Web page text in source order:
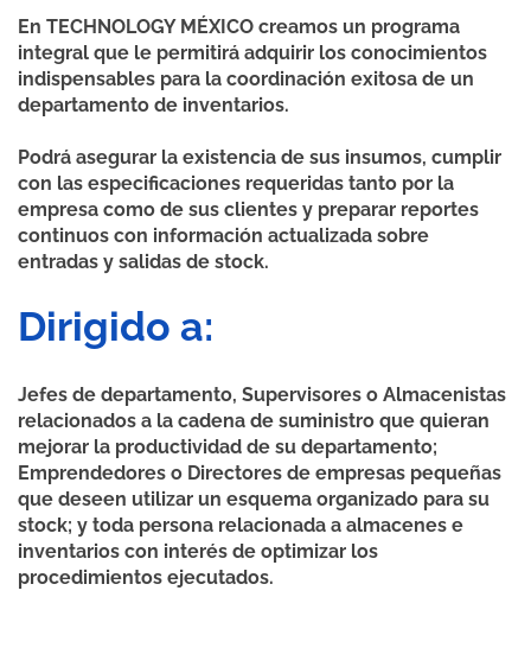
En TECHNOLOGY MÉXICO creamos un programa
integral que le permitirá adquirir los conocimientos
indispensables para la coordinación exitosa de un
departamento de inventarios.
Podrá asegurar la existencia de sus insumos, cumplir
con las especificaciones requeridas tanto por la
empresa como de sus clientes y preparar reportes
continuos con información actualizada sobre
entradas y salidas de stock.
Dirigido a:
Jefes de departamento, Supervisores o Almacenistas
relacionados a la cadena de suministro que quieran
mejorar la productividad de su departamento;
Emprendedores o Directores de empresas pequeñas
que deseen utilizar un esquema organizado para su
stock; y toda persona relacionada a almacenes e
inventarios con interés de optimizar los
procedimientos ejecutados.